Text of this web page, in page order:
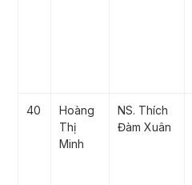
40
Hoàng
Thị
Minh
NS. Thích
Đàm Xuân